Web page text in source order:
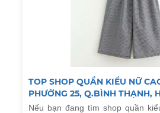
TOP SHOP QUẦN KIỂU NỮ
PHƯỜNG 25, Q.BÌNH THẠNH,
Nếu bạn đang tìm shop quần